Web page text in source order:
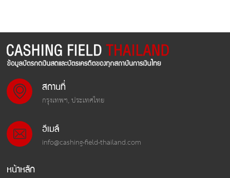
สถานที่
กรุงเทพฯ, ประเทศไทย
อีเมล์
info@cashing-field-thailand.com
หน้าหลัก